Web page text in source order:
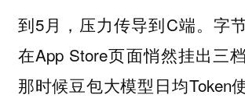
到5月，压力传导到C端。字
在App Store页面悄然挂出三
那时候豆包大模型日均Token